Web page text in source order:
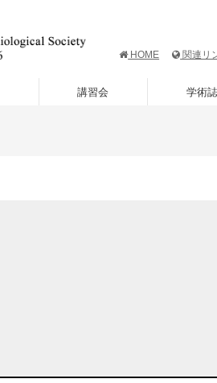
HOME 関連リ
講習会 学術誌